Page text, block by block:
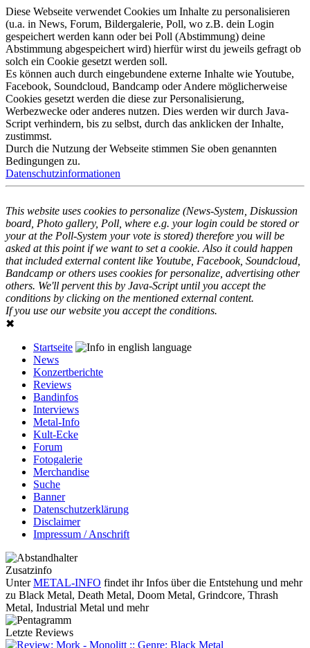
Diese Webseite verwendet Cookies um Inhalte zu personalisieren
(u.a. in News, Forum, Bildergalerie, Poll, wo z.B. dein Login
gespeichert werden kann oder bei Poll (Abstimmung) deine
Abstimmung abgespeichert wird) hierfür wirst du jeweils gefragt ob
solch ein Cookie gesetzt werden soll.
Es können auch durch eingebundene externe Inhalte wie Youtube,
Facebook, Soundcloud, Bandcamp oder Andere möglicherweise
Cookies gesetzt werden die diese zur Personalisierung,
Werbezwecke oder anderes nutzen. Dies werden wir durch Java-
Script verhindern, bis zu selbst, durch das anklicken der Inhalte,
zustimmst.
Durch die Nutzung der Webseite stimmen Sie oben genannten
Bedingungen zu.
Datenschutzinformationen
This website uses cookies to personalize (News-System, Diskussion
board, Photo gallery, Poll, where e.g. your login could be stored or
your at the Poll-System your vote is stored) therefore you will be
asked at this point if we want to set a cookie. Also it could happen
that included external content like Youtube, Facebook, Soundcloud,
Bandcamp or others uses cookies for personalize, advertising other
others. We'll pervent this by Java-Script until you accept the
conditions by clicking on the mentioned external content.
If you use our website you accept the conditions.
✖
Startseite
News
Konzertberichte
Reviews
Bandinfos
Interviews
Metal-Info
Kult-Ecke
Forum
Fotogalerie
Merchandise
Suche
Banner
Datenschutzerklärung
Disclaimer
Impressum / Anschrift
Zusatzinfo
UnterMETAL-INFO findet ihr Infos über die Entstehung und mehr
zu Black Metal, Death Metal, Doom Metal, Grindcore, Thrash
Metal, Industrial Metal und mehr
Letzte Reviews